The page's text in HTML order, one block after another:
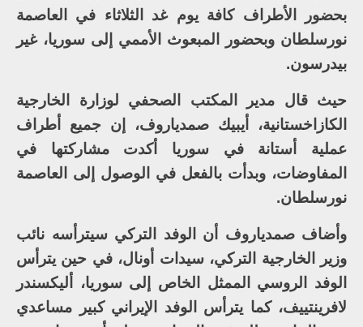
بحضور الأطراف كافة يوم غد الثلاثاء في العاصمة
نورسلطان وبحضور المبعوث الأممي إلى سوريا، غير
بيدرسون.
حيث قال مدير المكتب الصحفي لوزارة الخارجية
الكازاخستانية، أيبيك صمدياروف، إن جميع أطراف
عملية أستانة في سوريا أكدت مشاركتها في
المفاوضات، وبدأت بالفعل في الوصول إلى العاصمة
نورسلطان.
وأضاف صمدياروف أن الوفد التركي سيترأسه نائب
وزير الخارجية التركي، سيدات أونال، في حين يترأس
الوفد الروسي الممثل الخاص إلى سوريا، أليكسندر
لافرينتييف، كما يترأس الوفد الإيراني كبير مساعدي